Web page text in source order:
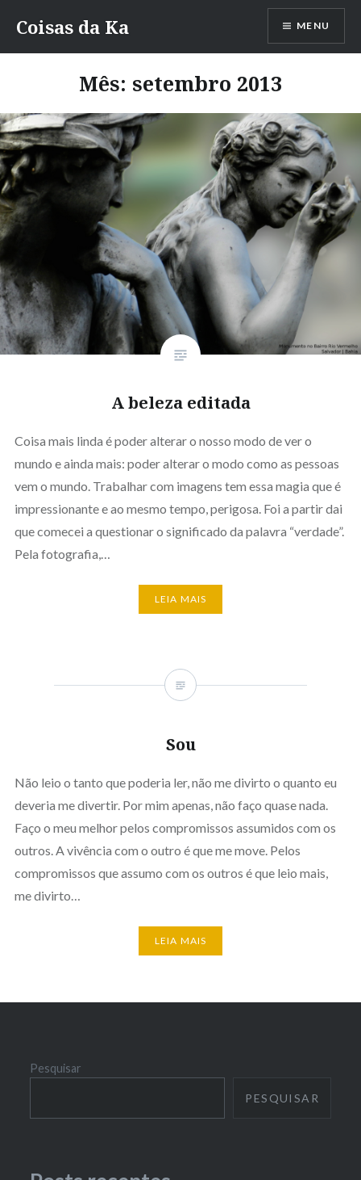
para
conteúdo
Coisas da Ka MENU
Mês: setembro 2013
A beleza editada
Coisa mais linda é poder alterar o nosso modo de ver o
mundo e ainda mais: poder alterar o modo como as pessoas
vem o mundo. Trabalhar com imagens tem essa magia que é
impressionante e ao mesmo tempo, perigosa. Foi a partir dai
que comecei a questionar o significado da palavra “verdade”.
Pela fotografia,…
LEIA MAIS
Sou
Não leio o tanto que poderia ler, não me divirto o quanto eu
deveria me divertir. Por mim apenas, não faço quase nada.
Faço o meu melhor pelos compromissos assumidos com os
outros. A vivência com o outro é que me move. Pelos
compromissos que assumo com os outros é que leio mais,
me divirto…
LEIA MAIS
Pesquisar
PESQUISAR